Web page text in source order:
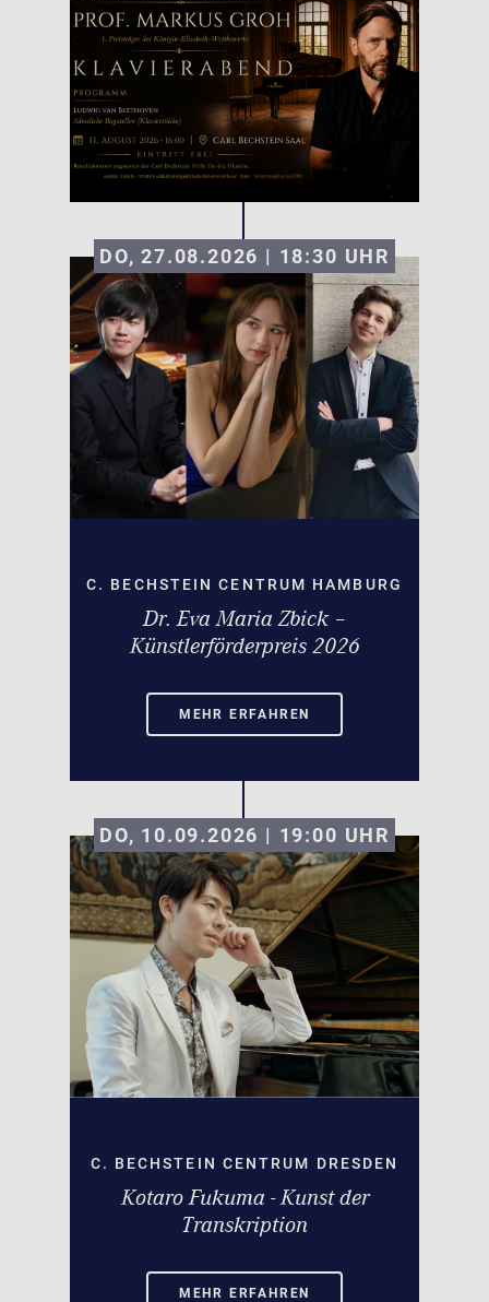
DO, 27.08.2026 | 18:30 UHR
C. BECHSTEIN CENTRUM HAMBURG
Dr. Eva Maria Zbick –
Künstlerförderpreis 2026
MEHR ERFAHREN
DO, 10.09.2026 | 19:00 UHR
C. BECHSTEIN CENTRUM DRESDEN
Kotaro Fukuma - Kunst der
Transkription
MEHR ERFAHREN